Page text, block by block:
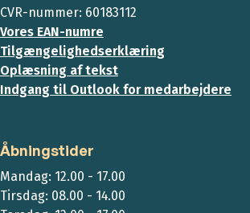
CVR-nummer: 60183112
Vores EAN-numre
Tilgængelighedserklæring
Oplæsning af tekst
Indgang til Outlook for medarbejdere
Åbningstider
Mandag: 12.00 - 17.00
Tirsdag: 08.00 - 14.00